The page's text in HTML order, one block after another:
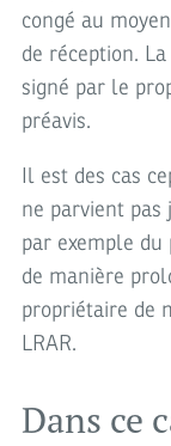
congé au
de réception.
signé par le
préavis.
Il est des cas
ne parvient pas
par exemple
de manière
propriétaire de
LRAR.
Dans ce